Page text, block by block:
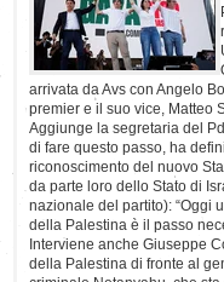
arrivata da Avs con Angelo
premier e il suo vice, Matteo
Aggiunge la segretaria del
di fare questo passo, ha
riconoscimento del nuovo
da parte loro dello Stato di
nazionale del partito): “Oggi
della Palestina è il passo
Interviene anche Giuseppe
della Palestina di fronte al